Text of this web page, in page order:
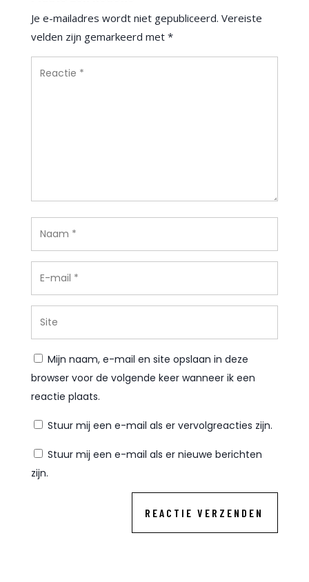
Je e-mailadres wordt niet gepubliceerd. Vereiste
velden zijn gemarkeerd met *
Mijn naam, e-mail en site opslaan in deze
browser voor de volgende keer wanneer ik een
reactie plaats.
Stuur mij een e-mail als er vervolgreacties zijn.
Stuur mij een e-mail als er nieuwe berichten
zijn.
REACTIE VERZENDEN